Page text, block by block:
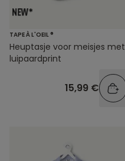
TAPE À L'OEIL ®
Heuptasje voor meisjes met
luipaardprint
15,99 €